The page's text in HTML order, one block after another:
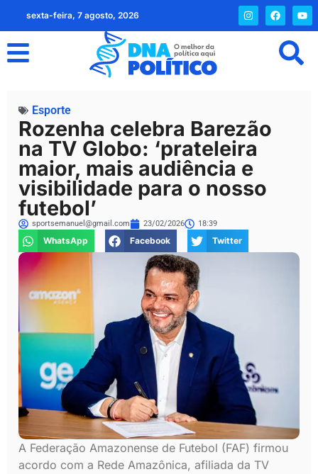
sexta-feira, 7 agosto, 2026
Esporte
Rozenha celebra Barezão
na TV Globo: ‘prateleira
maior, mais audiência e
visibilidade para o nosso
futebol’
sportsemanuel@gmail.com 23/02/2026 18:39
WhatsApp Facebook Twitter
A Federação Amazonense de Futebol (FAF) firmou
acordo com a Rede Amazônica, afiliada da TV